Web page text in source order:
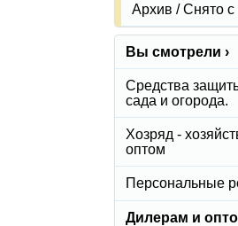
Архив / Снято с
Вы смотрели ›
Средства
сада и огорода.
Хозряд -
оптом
Персональные
Дилерам и